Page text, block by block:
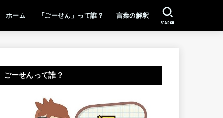
ホーム 「ごーせん」って誰？ 言葉の解釈
SEARCH
ごーせんって誰？